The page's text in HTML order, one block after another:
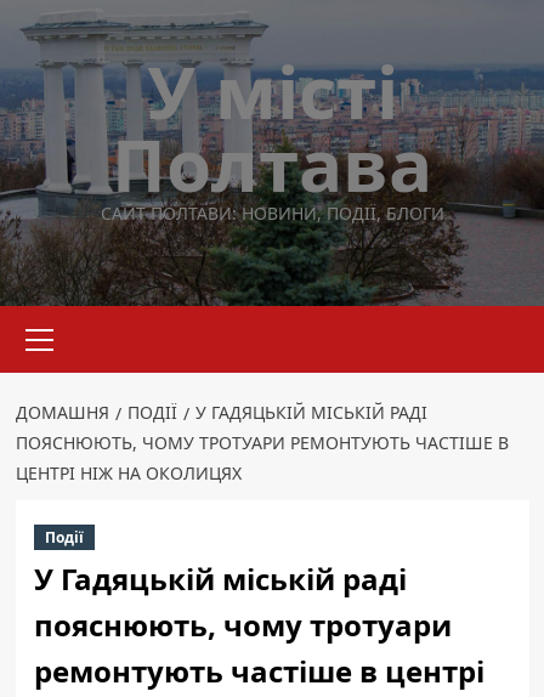
Перейти
вмісту
У місті
Полтава
САЙТ ПОЛТАВИ: НОВИНИ, ПОДІЇ, БЛОГИ
меню
ДОМАШНЯ ПОДІЇ
У ГАДЯЦЬКІЙ МІСЬКІЙ РАДІ
ПОЯСНЮЮТЬ, ЧОМУ ТРОТУАРИ РЕМОНТУЮТЬ ЧАСТІШЕ В
ЦЕНТРІ НІЖ НА ОКОЛИЦЯХ
Події
У Гадяцькій міській раді
пояснюють, чому тротуари
ремонтують частіше в центрі